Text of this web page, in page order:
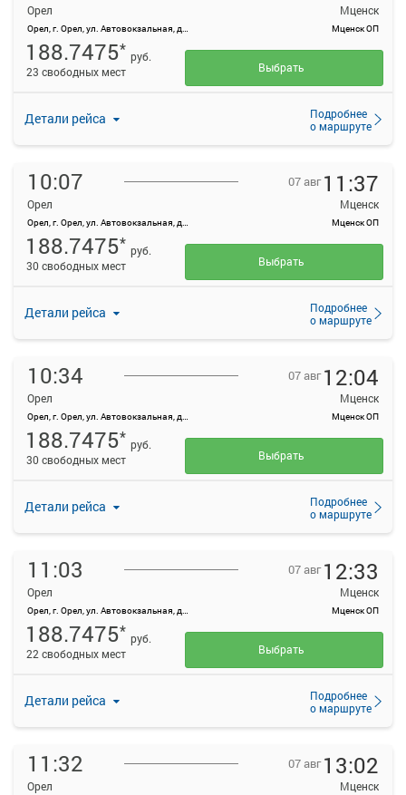
Орел
Орел, г. Орел, ул. Автовокзальная, д. 1
Мценск
Мценск ОП
Детали рейса
Подробнее
о маршруте
188.7475* руб.
23 свободных мест
Выбрать
10:07
Орел
Орел, г. Орел, ул. Автовокзальная, д. 1
07 авг 11:37
Мценск
Мценск ОП
Детали рейса
Подробнее
о маршруте
188.7475* руб.
30 свободных мест
Выбрать
10:34
Орел
Орел, г. Орел, ул. Автовокзальная, д. 1
07 авг 12:04
Мценск
Мценск ОП
Детали рейса
Подробнее
о маршруте
188.7475* руб.
30 свободных мест
Выбрать
11:03
Орел
Орел, г. Орел, ул. Автовокзальная, д. 1
07 авг 12:33
Мценск
Мценск ОП
Детали рейса
Подробнее
о маршруте
188.7475* руб.
22 свободных мест
Выбрать
11:32
Орел
07 авг 13:02
Мценск